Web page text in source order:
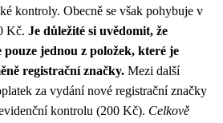
kontroly. Obecně se však pohybuje v
Kč. Je důležité si uvědomit, že
jednou z položek, které je
registrační značky. Mezi další
za vydání nové registrační značky
kontrolu (200 Kč). Celkově